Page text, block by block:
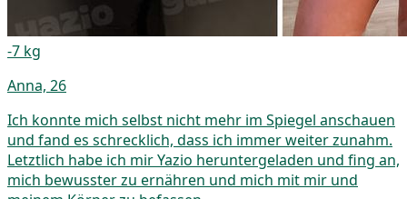
-7 kg
Anna, 26
Ich konnte mich selbst nicht mehr im Spiegel anschauen
und fand es schrecklich, dass ich immer weiter zunahm.
Letztlich habe ich mir Yazio heruntergeladen und fing an,
mich bewusster zu ernähren und mich mit mir und